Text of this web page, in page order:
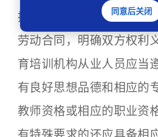
招录人员订立、履行、变
劳动合同，明确双方权利
育培训机构从业人员应当
有良好思想品德和相应的
教师资格或相应的职业资
同意后关闭